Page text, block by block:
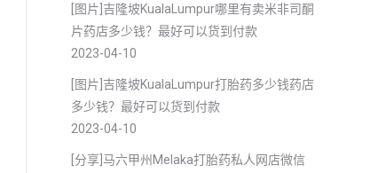
[图片]吉隆坡KualaLumpur哪里有卖米非司酮
片药店多少钱？最好可以货到付款
2023-04-10
[图片]吉隆坡KualaLumpur打胎药多少钱药店
多少钱？最好可以货到付款
2023-04-10
[分享]马六甲州Melaka打胎药私人网店微信